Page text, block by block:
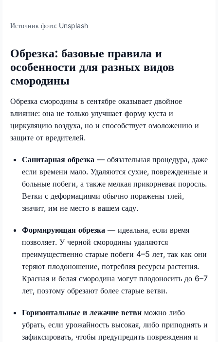
Источник фото: Unsplash
Обрезка: базовые правила и
особенности для разных видов
смородины
Обрезка смородины в сентябре оказывает двойное
влияние: она не только улучшает форму куста и
циркуляцию воздуха, но и способствует омоложению и
защите от вредителей.
Санитарная обрезка — обязательная процедура, даже
если времени мало. Удаляются сухие, поврежденные и
больные побеги, а также мелкая прикорневая поросль.
Ветки с деформациями обычно поражены тлей,
значит, им не место в вашем саду.
Формирующая обрезка — идеальна, если время
позволяет. У черной смородины удаляются
преимущественно старые побеги 4–5 лет, так как они
теряют плодоношение, потребляя ресурсы растения.
Красная и белая смородина могут плодоносить до 6–7
лет, поэтому обрезают более старые ветви.
Горизонтальные и лежачие ветви можно либо
убрать, если урожайность высокая, либо приподнять и
зафиксировать, чтобы предупредить повреждения и